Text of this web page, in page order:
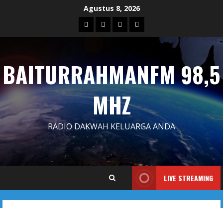
Agustus 8, 2026
Blog Contact
Us
Dengarkan
Siaran
Iklan
BAITURRAHMANFM 98,5
MHZ
RADIO DAKWAH KELUARGA ANDA
LIVE STREAMING